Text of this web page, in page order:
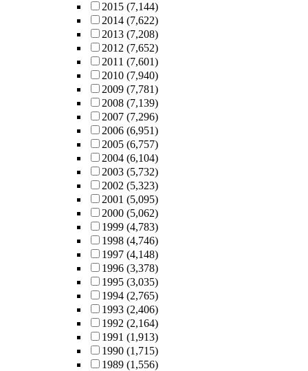
2015 (7,144)
2014 (7,622)
2013 (7,208)
2012 (7,652)
2011 (7,601)
2010 (7,940)
2009 (7,781)
2008 (7,139)
2007 (7,296)
2006 (6,951)
2005 (6,757)
2004 (6,104)
2003 (5,732)
2002 (5,323)
2001 (5,095)
2000 (5,062)
1999 (4,783)
1998 (4,746)
1997 (4,148)
1996 (3,378)
1995 (3,035)
1994 (2,765)
1993 (2,406)
1992 (2,164)
1991 (1,913)
1990 (1,715)
1989 (1,556)